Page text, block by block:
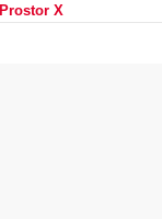
Prostor X